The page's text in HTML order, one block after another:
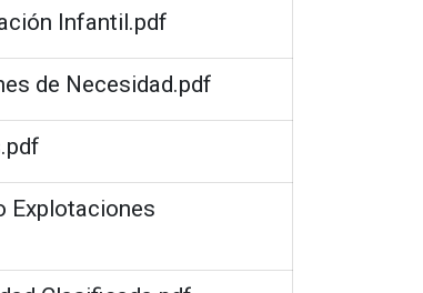
Infantil.pdf
de Necesidad.pdf
Explotaciones